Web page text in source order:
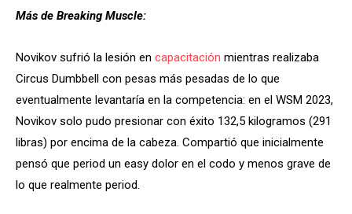
Más de Breaking Muscle:
Novikov sufrió la lesión en capacitación mientras realizaba
Circus Dumbbell con pesas más pesadas de lo que
eventualmente levantaría en la competencia: en el WSM 2023,
Novikov solo pudo presionar con éxito 132,5 kilogramos (291
libras) por encima de la cabeza. Compartió que inicialmente
pensó que period un easy dolor en el codo y menos grave de
lo que realmente period.